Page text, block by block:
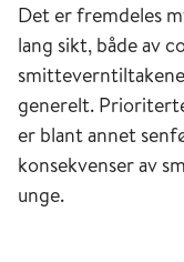
Det er fremdeles
lang sikt, både av
generelt.
er blant annet
konsekvenser av
unge.